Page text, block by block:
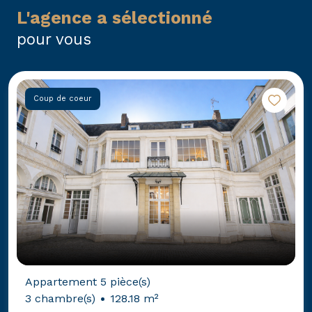
l'agence a sélectionné
pour vous
5 pièce(s)
128.18 m²
Coup